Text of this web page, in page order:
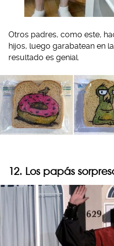
Otros padres, como este,
hijos, luego garabatean en
resultado es genial.
12. Los papás